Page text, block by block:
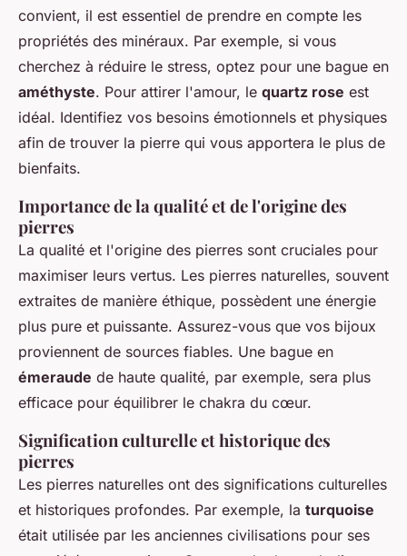
convient, il est essentiel de prendre en compte les
propriétés des minéraux. Par exemple, si vous
cherchez à réduire le stress, optez pour une bague en
améthyste. Pour attirer l'amour, le quartz rose est
idéal. Identifiez vos besoins émotionnels et physiques
afin de trouver la pierre qui vous apportera le plus de
bienfaits.
Importance de la qualité et de l'origine des
pierres
La qualité et l'origine des pierres sont cruciales pour
maximiser leurs vertus. Les pierres naturelles, souvent
extraites de manière éthique, possèdent une énergie
plus pure et puissante. Assurez-vous que vos bijoux
proviennent de sources fiables. Une bague en
émeraude de haute qualité, par exemple, sera plus
efficace pour équilibrer le chakra du cœur.
Signification culturelle et historique des
pierres
Les pierres naturelles ont des significations culturelles
et historiques profondes. Par exemple, la turquoise
était utilisée par les anciennes civilisations pour ses